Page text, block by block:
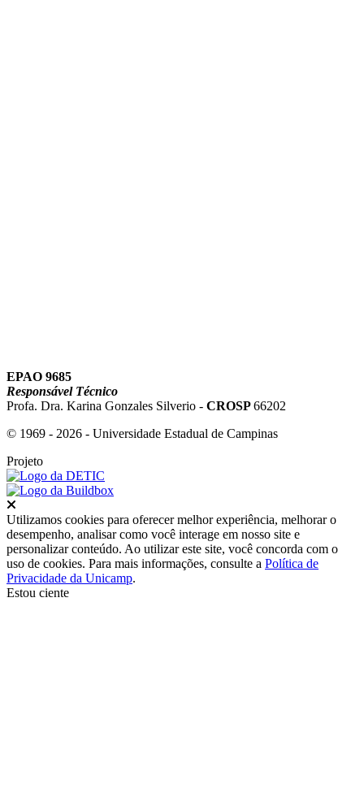
EPAO 9685
Responsável Técnico
Profa. Dra. Karina Gonzales Silverio - CROSP66202
© 1969 - 2026 - Universidade Estadual de Campinas
Projeto
Utilizamos cookies para oferecer melhor experiência, melhorar o
desempenho, analisar como você interage em nosso site e
personalizar conteúdo. Ao utilizar este site, você concorda com o
uso de cookies. Para mais informações, consulte a Política de
Privacidade da Unicamp.
Estou ciente